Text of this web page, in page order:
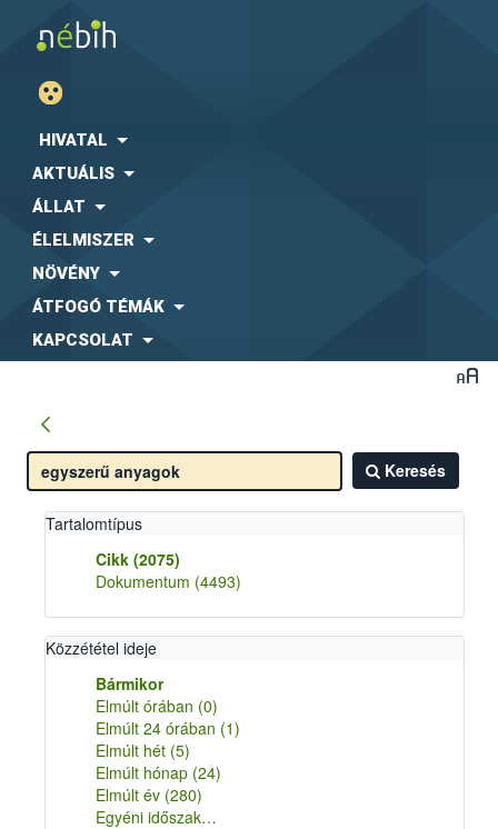
HIVATAL
AKTUÁLIS
ÁLLAT
ÉLELMISZER
NÖVÉNY
ÁTFOGÓ TÉMÁK
KAPCSOLAT
Keresés
Tartalomtípus
Cikk (2075)
Dokumentum (4493)
Közzététel ideje
Bármikor
Elmúlt órában (0)
Elmúlt 24 órában (1)
Elmúlt hét (5)
Elmúlt hónap (24)
Elmúlt év (280)
Egyéni időszak…